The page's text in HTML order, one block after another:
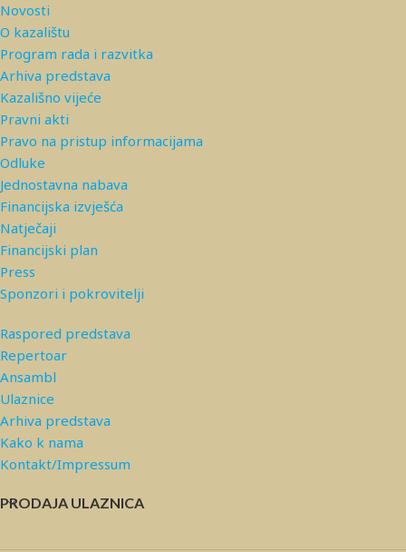
Novosti
O kazalištu
Program rada i razvitka
Arhiva predstava
Kazališno vijeće
Pravni akti
Pravo na pristup informacijama
Odluke
Jednostavna nabava
Financijska izvješća
Natječaji
Financijski plan
Press
Sponzori i pokrovitelji
Raspored predstava
Repertoar
Ansambl
Ulaznice
Arhiva predstava
Kako k nama
Kontakt/Impressum
PRODAJA ULAZNICA